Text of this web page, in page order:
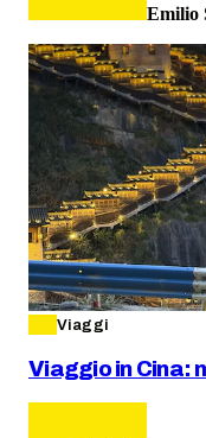
Emilio
Viaggi
Viaggio in Cina: